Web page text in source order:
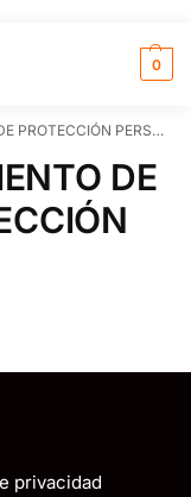
0
(EPP) ADECUADOS
DE
privacidad